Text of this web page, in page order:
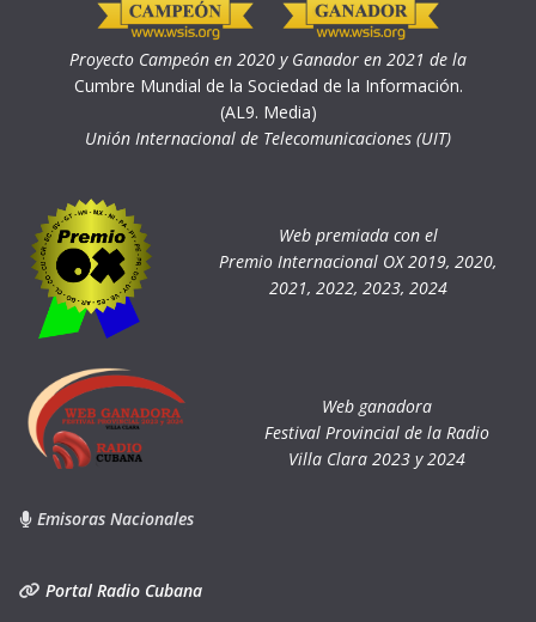
Proyecto Campeón en 2020 y Ganador en 2021 de la
Cumbre Mundial de la Sociedad de la Información.
(AL9. Media)
Unión Internacional de Telecomunicaciones (UIT)
Web premiada con el
Premio Internacional OX 2019, 2020,
2021, 2022, 2023, 2024
Web ganadora
Festival Provincial de la Radio
Villa Clara 2023 y 2024
Emisoras Nacionales
Portal Radio Cubana